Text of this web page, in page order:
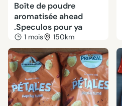
Boîte de poudre
aromatisée ahead
.Speculos pour ya
1 mois 150km